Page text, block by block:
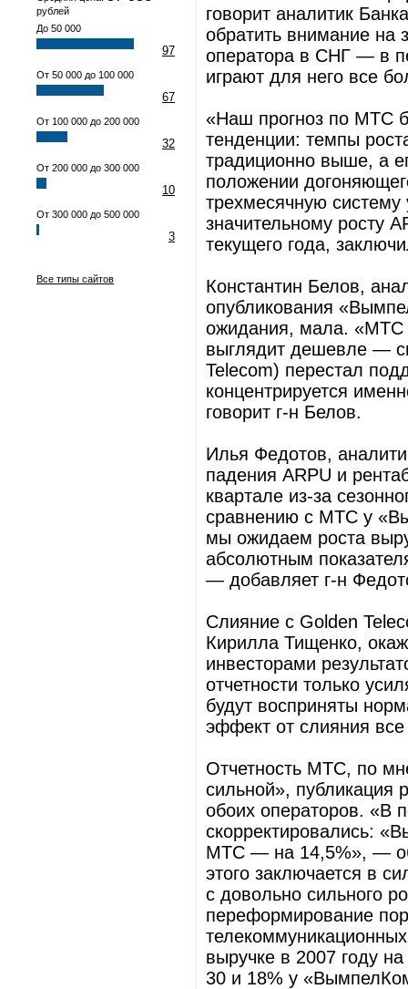
рублей
До 50 000
97
От 50 000 до 100 000
67
От 100 000 до 200 000
32
От 200 000 до 300 000
10
От 300 000 до 500 000
3
Все типы сайтов
говорит аналитик
обратить внимание на
оператора в СНГ — в
играют для него все
«Наш прогноз по МТС
тенденции: темпы
традиционно выше, а
положении
трехмесячную систему
значительному росту
текущего года,
Константин Белов,
опубликования
ожидания, мала. «МТС
выглядит дешевле —
Telecom) перестал
концентрируется
говорит г-н Белов.
Илья Федотов,
падения ARPU и
квартале из-за
сравнению с МТС у
мы ожидаем роста
абсолютным
— добавляет г-н
Слияние с Golden
Кирилла Тищенко,
инвесторами
отчетности только
будут восприняты
эффект от слияния все
Отчетность МТС, по
сильной», публикация
обоих операторов. «В
скорректировались:
МТС — на 14,5%», —
этого заключается в
с довольно сильного
переформирование
выручке в 2007 году
30 и 18% у